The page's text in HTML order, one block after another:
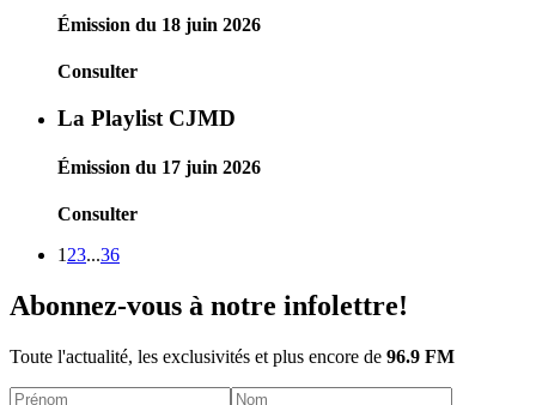
Émission du 18 juin 2026
Consulter
La Playlist CJMD
Émission du 17 juin 2026
Consulter
1 23...36
Abonnez-vous à notre infolettre!
Toute l'actualité, les exclusivités et plus encore de 96.9 FM